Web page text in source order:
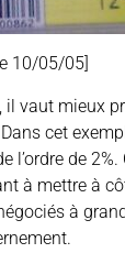
10/05/05]
il vaut mieux
cet
l’ordre de 2%.
à mettre à
à